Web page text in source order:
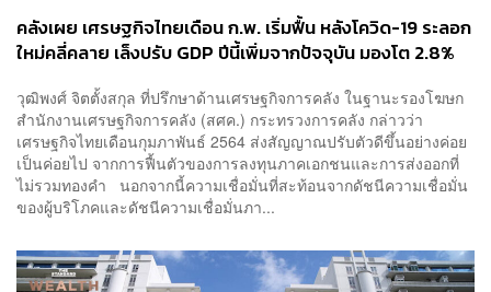
คลังเผย เศรษฐกิจไทยเดือน ก.พ. เริ่มฟื้น หลังโควิด-19 ระลอก
ใหม่คลี่คลาย เล็งปรับ GDP ปีนี้เพิ่มจากปัจจุบัน มองโต 2.8%
วุฒิพงศ์ จิตตั้งสกุล ที่ปรึกษาด้านเศรษฐกิจการคลัง ในฐานะรองโฆษก
สำนักงานเศรษฐกิจการคลัง (สศค.) กระทรวงการคลัง กล่าวว่า
เศรษฐกิจไทยเดือนกุมภาพันธ์ 2564 ส่งสัญญาณปรับตัวดีขึ้นอย่างค่อย
เป็นค่อยไป จากการฟื้นตัวของการลงทุนภาคเอกชนและการส่งออกที่
ไม่รวมทองคำ นอกจากนี้ความเชื่อมั่นที่สะท้อนจากดัชนีความเชื่อมั่น
ของผู้บริโภคและดัชนีความเชื่อมั่นภา...